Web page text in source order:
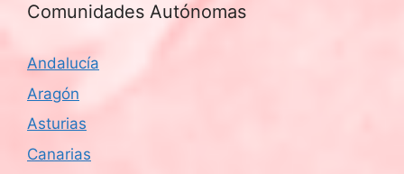
Comunidades Autónomas
Andalucía
Aragón
Asturias
Canarias